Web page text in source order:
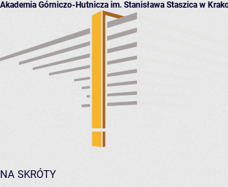
Akademia Górniczo-Hutnicza im. Stanisława Staszica w
NA SKRÓTY